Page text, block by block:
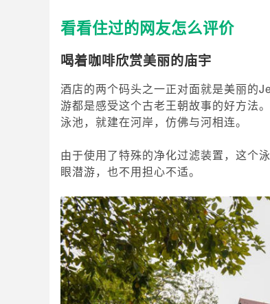
看看住过的网友怎么评价
喝着咖啡欣赏美丽的庙宇
酒店的两个码头之一正对面就是美丽的
游都是感受这个古老王朝故事的好方法
泳池，就建在河岸，仿佛与河相连。
由于使用了特殊的净化过滤装置，这个
眼潜游，也不用担心不适。